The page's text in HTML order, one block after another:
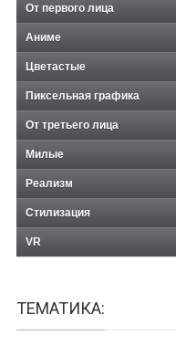
От первого лица
Аниме
Цветастые
Пиксельная графика
От третьего лица
Милые
Реализм
Стилизация
VR
ТЕМАТИКА: